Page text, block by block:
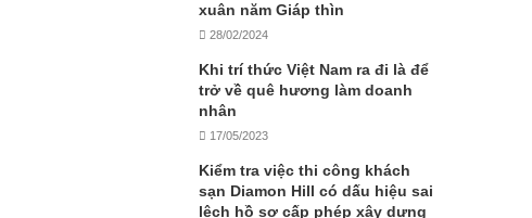
xuân năm Giáp thìn
28/02/2024
Khi trí thức Việt Nam ra đi là để
trở về quê hương làm doanh
nhân
17/05/2023
Kiểm tra việc thi công khách
sạn Diamon Hill có dấu hiệu sai
lệch hồ sơ cấp phép xây dựng